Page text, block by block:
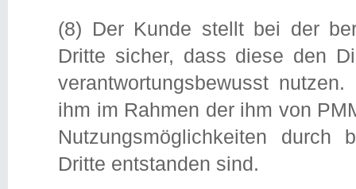
(8) Der Kunde stellt bei der
Dritte sicher, dass diese den
verantwortungsbewusst
ihm im Rahmen der ihm von
Nutzungsmöglichkeiten durch
Dritte entstanden sind.